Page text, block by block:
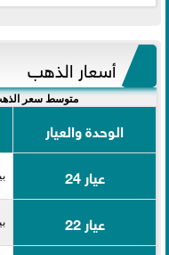
أسعار الذهب
متوسط سعر الذهب
الوحدة والعيار
عيار 24
بيع
عيار 22 بيع